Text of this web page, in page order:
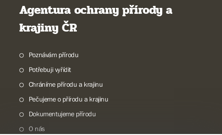
Agentura ochrany přírody a
krajiny ČR
Poznávám přírodu
Potřebuji vyřídit
Chráníme přírodu a krajinu
Pečujeme o přírodu a krajinu
Dokumentujeme přírodu
O nás